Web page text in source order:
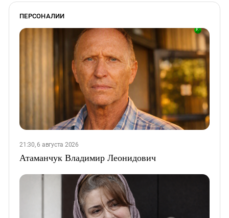
ПЕРСОНАЛИИ
21:30, 6 августа 2026
Атаманчук Владимир Леонидович